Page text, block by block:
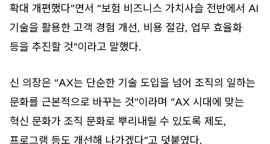
확대 개편했다”면서 “보험 비즈니스 가치사슬 전반에서 AI
기술을 활용한 고객 경험 개선, 비용 절감, 업무 효율화
등을 추진할 것”이라고 말했다.
신 의장은 “AX는 단순한 기술 도입을 넘어 조직의 일하는
문화를 근본적으로 바꾸는 것”이라며 “AX 시대에 맞는
혁신 문화가 조직 문화로 뿌리내릴 수 있도록 제도,
프로그램 등도 개선해 나가겠다”고 덧붙였다.